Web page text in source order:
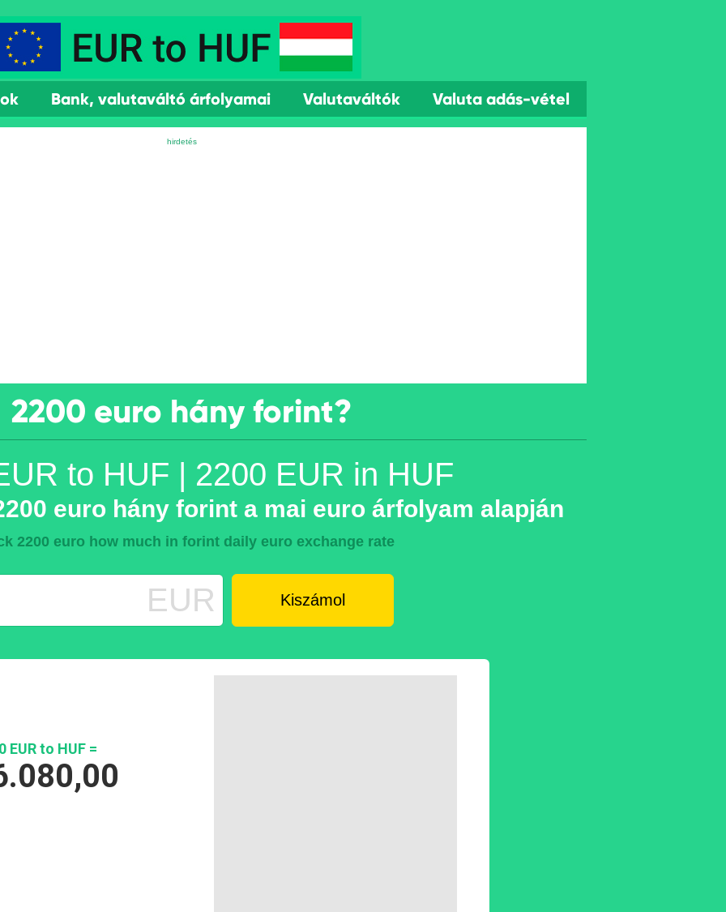
Bank, valutaváltó árfolyamai Valutaváltók Valuta adás-vétel
2200 euro hány forint?
to HUF | 2200 EUR in HUF
euro hány forint a mai euro árfolyam alapján
2200 euro how much in forint daily euro exchange rate
EUR
EUR to HUF =